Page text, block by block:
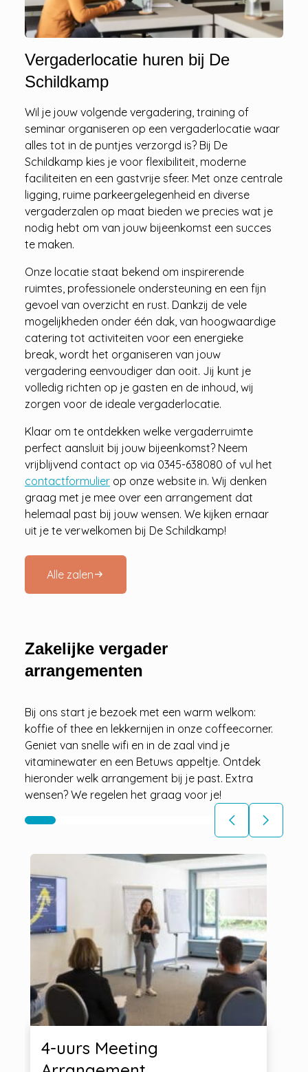
Vergaderlocatie huren bij De
Schildkamp
Wil je jouw volgende vergadering, training of
seminar organiseren op een vergaderlocatie waar
alles tot in de puntjes verzorgd is? Bij De
Schildkamp kies je voor flexibiliteit, moderne
faciliteiten en een gastvrije sfeer. Met onze centrale
ligging, ruime parkeergelegenheid en diverse
vergaderzalen op maat bieden we precies wat je
nodig hebt om van jouw bijeenkomst een succes
te maken.
Onze locatie staat bekend om inspirerende
ruimtes, professionele ondersteuning en een fijn
gevoel van overzicht en rust. Dankzij de vele
mogelijkheden onder één dak, van hoogwaardige
catering tot activiteiten voor een energieke
break, wordt het organiseren van jouw
vergadering eenvoudiger dan ooit. Jij kunt je
volledig richten op je gasten en de inhoud, wij
zorgen voor de ideale vergaderlocatie.
Klaar om te ontdekken welke vergaderruimte
perfect aansluit bij jouw bijeenkomst? Neem
vrijblijvend contact op via 0345-638080 of vul het
contactformulier op onze website in. Wij denken
graag met je mee over een arrangement dat
helemaal past bij jouw wensen. We kijken ernaar
uit je te verwelkomen bij De Schildkamp!
Alle zalenarrow_right_alt
Zakelijke vergader
arrangementen
Bij ons start je bezoek met een warm welkom:
koffie of thee en lekkernijen in onze coffeecorner.
Geniet van snelle wifi en in de zaal vind je
vitaminewater en een Betuws appeltje. Ontdek
hieronder welk arrangement bij je past. Extra
wensen? We regelen het graag voor je!
arrow_back_ios
arrow_back_ios
4-uurs Meeting